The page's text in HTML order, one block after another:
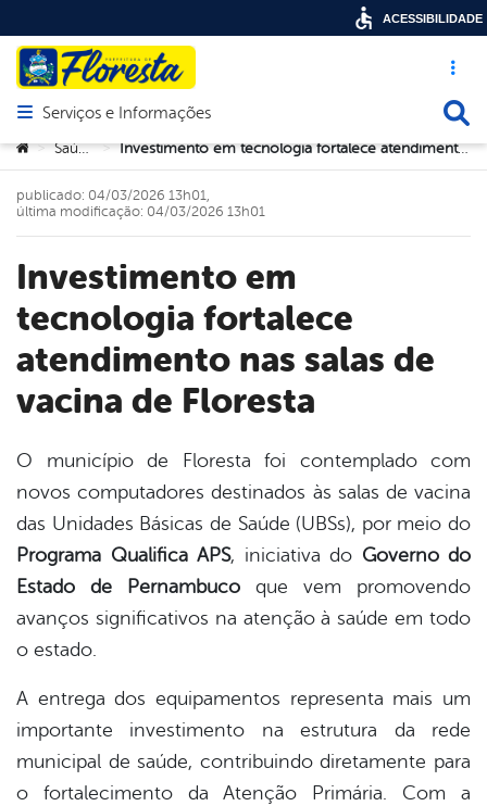
Acesso
Abrir menu principal de navegação
Serviços e Informações
Você está aqui:
> Saúde > Investimento em tecnologia fortalece atendimento nas salas de vacina de Floresta
Investimento em
tecnologia fortalece
atendimento nas salas de
vacina de Floresta
publicado: 04/03/2026 13h01,
última modificação: 04/03/2026 13h01
O município de Floresta foi contemplado com
novos computadores destinados às salas de vacina
das Unidades Básicas de Saúde (UBSs), por meio do
Programa Qualifica APS, iniciativa do Governo do
Estado de Pernambuco que vem promovendo
avanços significativos na atenção à saúde em todo
o estado.
A entrega dos equipamentos representa mais um
importante investimento na estrutura da rede
municipal de saúde, contribuindo diretamente para
o fortalecimento da Atenção Primária. Com a
ACESSIBILIDADE